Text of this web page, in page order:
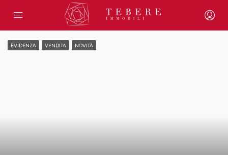
EVIDENZA VENDITA NOVITÀ